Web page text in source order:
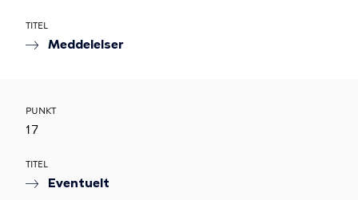
TITEL
Meddelelser
PUNKT
17
TITEL
Eventuelt